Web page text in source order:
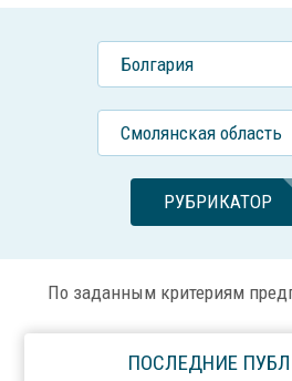
Болгария
Смолянская область
РУБРИКАТОР
По заданным критериям
ПОСЛЕДНИЕ